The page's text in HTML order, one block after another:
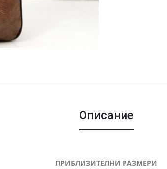
Описание
ПРИБЛИЗИТЕЛНИ РАЗМЕРИ